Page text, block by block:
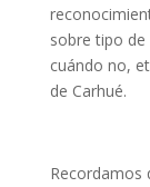
sobre tipo
cuándo no,
de Carhué.
Recordamos